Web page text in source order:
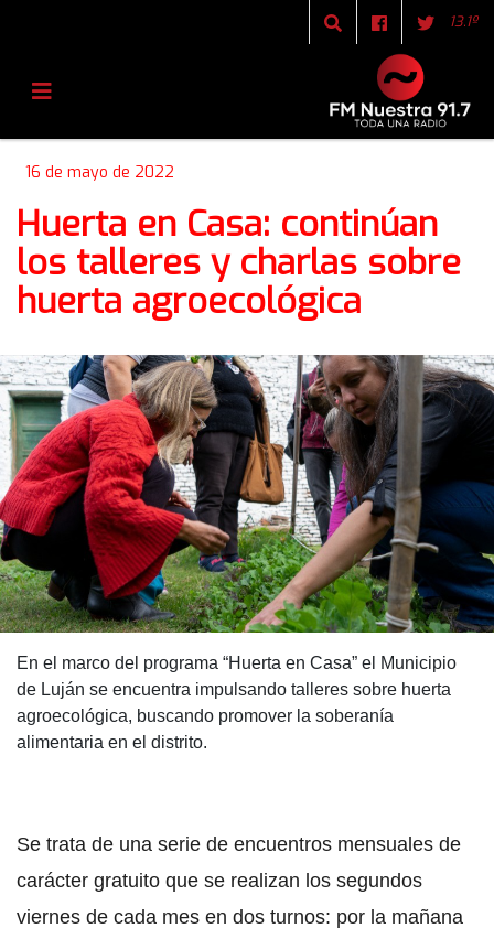
13.1º
16 de mayo de 2022
Huerta en Casa: continúan
los talleres y charlas sobre
huerta agroecológica
En el marco del programa “Huerta en Casa” el Municipio
de Luján se encuentra impulsando talleres sobre huerta
agroecológica, buscando promover la soberanía
alimentaria en el distrito.
Se trata de una serie de encuentros mensuales de
carácter gratuito que se realizan los segundos
viernes de cada mes en dos turnos: por la mañana